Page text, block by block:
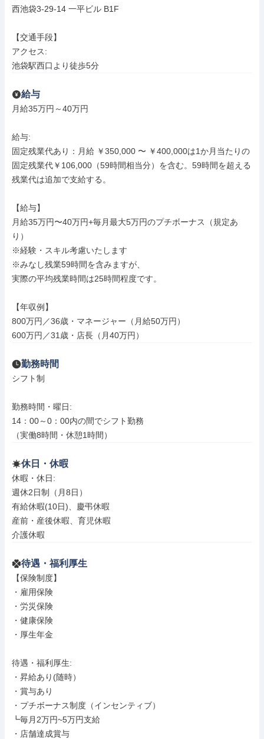
西池袋3-29-14 一平ビル B1F
【交通手段】
アクセス:
池袋駅西口より徒歩5分
給与
月給35万円～40万円
給与:
固定残業代あり：月給 ￥350,000 〜 ￥400,000は1か月当たりの
固定残業代￥106,000（59時間相当分）を含む。59時間を超える
残業代は追加で支給する。
【給与】
月給35万円〜40万円+毎月最大5万円のプチボーナス（規定あ
り）
※経験・スキル考慮いたします
※みなし残業59時間を含みますが、
実際の平均残業時間は25時間程度です。
【年収例】
800万円／36歳・マネージャー（月給50万円）
600万円／31歳・店長（月40万円）
勤務時間
シフト制
勤務時間・曜日:
14：00～0：00内の間でシフト勤務
（実働8時間・休憩1時間）
休日・休暇
休暇・休日:
週休2日制（月8日）
有給休暇(10日)、慶弔休暇
産前・産後休暇、育児休暇
介護休暇
待遇・福利厚生
【保険制度】
・雇用保険
・労災保険
・健康保険
・厚生年金
待遇・福利厚生:
・昇給あり(随時）
・賞与あり
・プチボーナス制度（インセンティブ）
┗毎月2万円~5万円支給
・店舗達成賞与